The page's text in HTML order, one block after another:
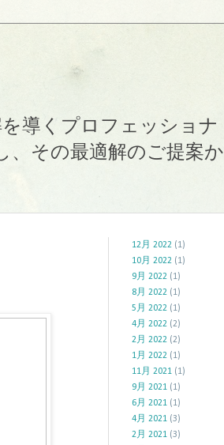
導くプロフェッショナ
、その最適解のご提案か
12月 2022 (1)
10月 2022 (1)
9月 2022 (1)
8月 2022 (1)
5月 2022 (1)
4月 2022 (2)
2月 2022 (2)
1月 2022 (1)
11月 2021 (1)
9月 2021 (1)
6月 2021 (1)
4月 2021 (3)
2月 2021 (3)